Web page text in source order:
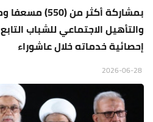
بمشاركة أكثر
والتأهيل الاجتماعي للشباب
إحصائية خدماته خلال عاشوراء